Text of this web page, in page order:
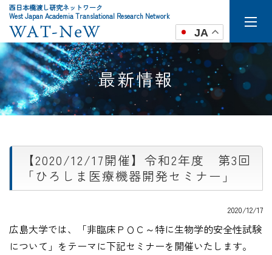
西日本橋渡し研究ネットワーク
West Japan Academia Translational Research Network
JA
最新情報
【2020/12/17開催】令和2年度 第3回
「ひろしま医療機器開発セミナー」
2020/12/17
広島大学では、「非臨床ＰＯＣ～特に生物学的安全性試験
について」をテーマに下記セミナーを開催いたします。